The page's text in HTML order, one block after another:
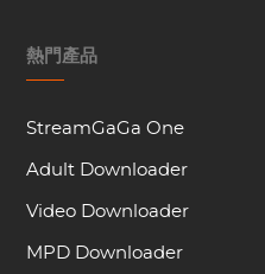
熱門產品
StreamGaGa One
Adult Downloader
Video Downloader
MPD Downloader